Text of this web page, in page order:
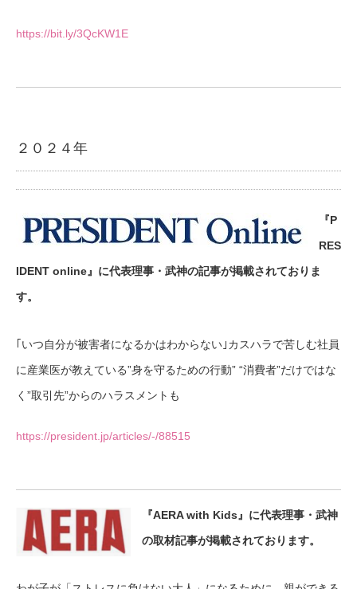
https://bit.ly/3QcKW1E
２０２４年
『P
RES
IDENT online』に代表理事・武神の記事が掲載されておりま
す。
｢いつ自分が被害者になるかはわからない｣カスハラで苦しむ社員
に産業医が教えている”身を守るための行動” “消費者”だけではな
く”取引先”からのハラスメントも
https://president.jp/articles/-/88515
『AERA with Kids』に代表理事・武神
の取材記事が掲載されております。